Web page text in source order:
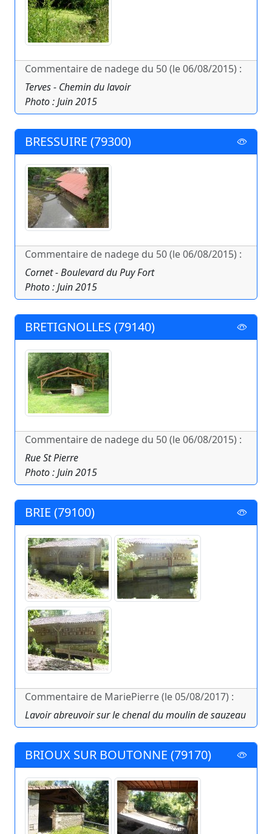
Commentaire de nadege du 50 (le 06/08/2015) :
Terves - Chemin du lavoir
Photo : Juin 2015
BRESSUIRE (79300)
Commentaire de nadege du 50 (le 06/08/2015) :
Cornet - Boulevard du Puy Fort
Photo : Juin 2015
BRETIGNOLLES (79140)
Commentaire de nadege du 50 (le 06/08/2015) :
Rue St Pierre
Photo : Juin 2015
BRIE (79100)
Commentaire de MariePierre (le 05/08/2017) :
Lavoir abreuvoir sur le chenal du moulin de sauzeau
BRIOUX SUR BOUTONNE (79170)